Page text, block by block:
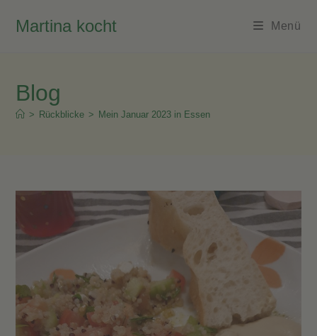
InhaltMartina kocht Menü
Blog
> Rückblicke > Mein Januar 2023 in Essen